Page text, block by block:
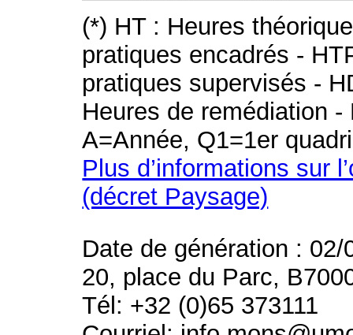
(*) HT : Heures
pratiques encadrés -
pratiques supervisés -
Heures de remédiation
A=Année, Q1=1er
Plus d’informations sur
(décret Paysage)
Date de génération : 02/
20, place du Parc,
Tél: +32 (0)65 373111